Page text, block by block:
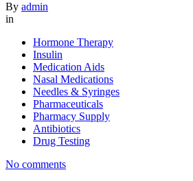
By admin
in
Hormone Therapy
Insulin
Medication Aids
Nasal Medications
Needles & Syringes
Pharmaceuticals
Pharmacy Supply
Antibiotics
Drug Testing
No comments